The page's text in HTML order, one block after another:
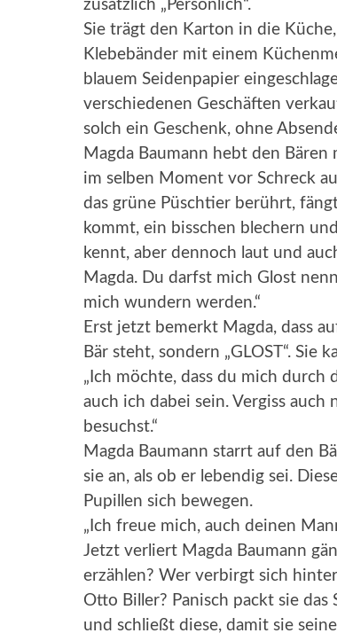
zusätzlich „Persönlich“.
Sie trägt den Karton in die
Klebebänder mit einem
blauem Seidenpapier
verschiedenen Geschäften
solch ein Geschenk, ohne
Magda Baumann hebt den
im selben Moment vor Schreck
das grüne Püschtier berührt,
kommt, ein bisschen blechern
kennt, aber dennoch laut und
Magda. Du darfst mich Glost
mich wundern werden.“
Erst jetzt bemerkt Magda, dass
Bär steht, sondern „GLOST“. Sie
„Ich möchte, dass du mich
auch ich dabei sein. Vergiss
besuchst.“
Magda Baumann starrt auf den
sie an, als ob er lebendig sei.
Pupillen sich bewegen.
„Ich freue mich, auch deinen
Jetzt verliert Magda Baumann
erzählen? Wer verbirgt sich
Otto Biller? Panisch packt sie
und schließt diese, damit sie